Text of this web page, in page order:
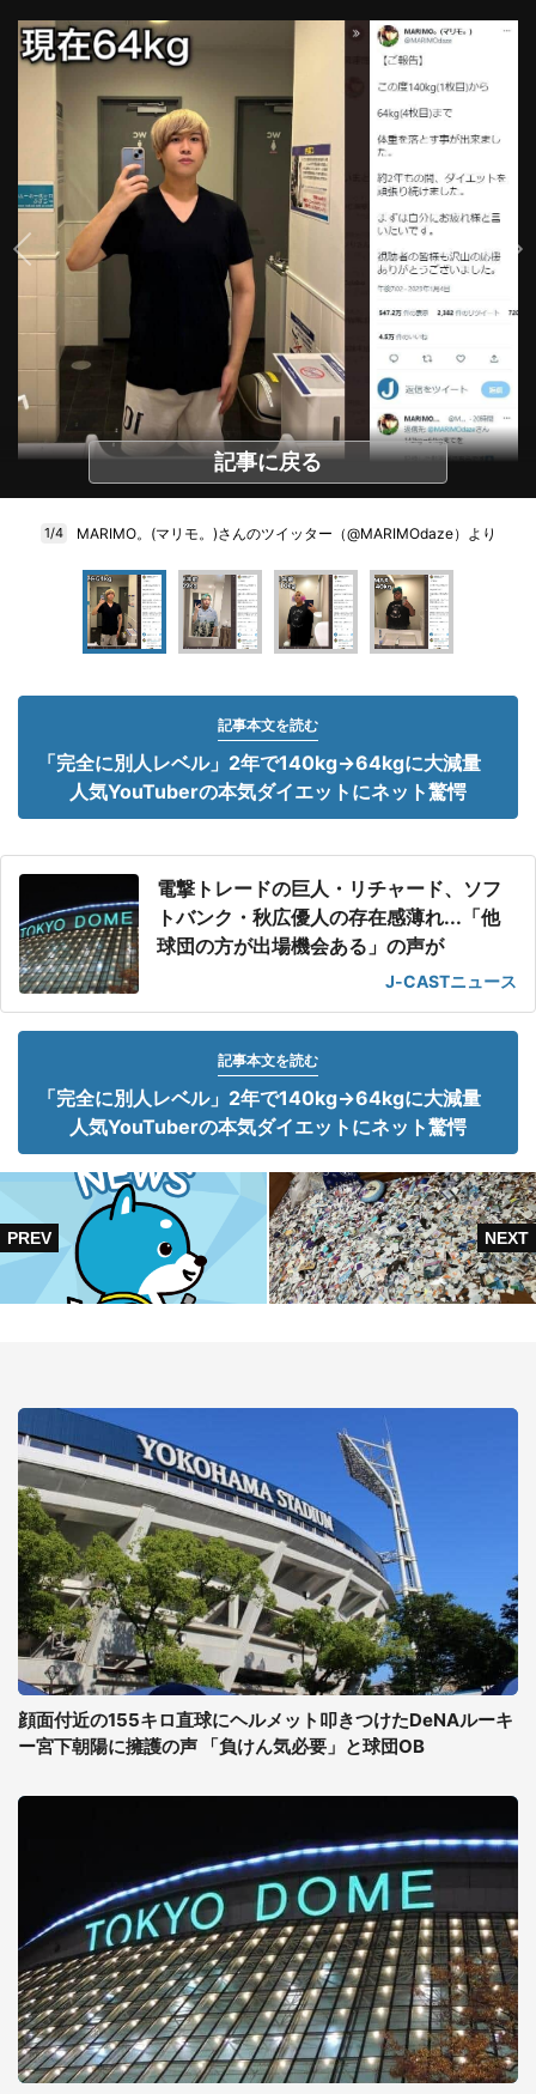
記事に戻る
1/4 MARIMO。(マリモ。)さんのツイッター（@MARIMOdaze）より
記事本文を読む
「完全に別人レベル」2年で140kg→64kgに大減量
人気YouTuberの本気ダイエットにネット驚愕
電撃トレードの巨人・リチャード、ソフ
トバンク・秋広優人の存在感薄れ...「他
球団の方が出場機会ある」の声が
J-CASTニュース
記事本文を読む
「完全に別人レベル」2年で140kg→64kgに大減量
人気YouTuberの本気ダイエットにネット驚愕
顔面付近の155キロ直球にヘルメット叩きつけたDeNAルーキ
ー宮下朝陽に擁護の声 「負けん気必要」と球団OB